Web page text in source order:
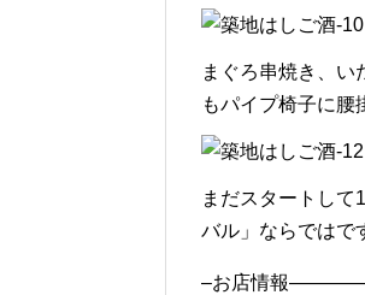
まぐろ串焼き、い
もパイプ椅子に腰
まだスタートし
バル」ならではで
–お店情報